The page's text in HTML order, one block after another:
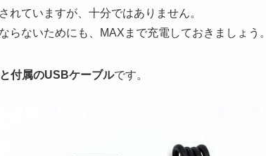
れていますが、十分ではありません。
らないためにも、MAXまで充電しておきましょう。
付属のUSBケーブルです。